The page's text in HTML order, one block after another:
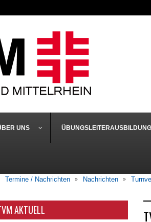
UNS ÜBUNGSLEITERAUSBILDUNG
Termine / Nachrichten Nachrichten
AKTUELL